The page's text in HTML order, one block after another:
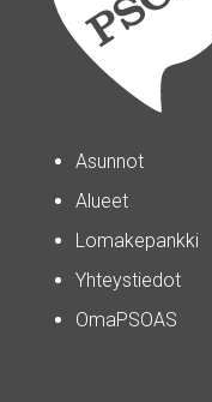
Asunnot
Alueet
Lomakepankki
Yhteystiedot
OmaPSOAS